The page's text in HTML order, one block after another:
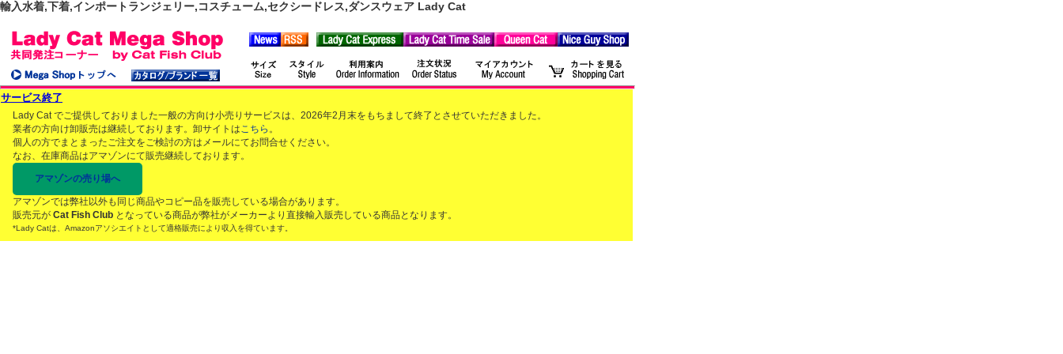
輸入水着,下着,インポートランジェリー,コスチューム,セクシードレス,ダンスウェア Lady Cat
サービス終了
Lady Cat でご提供しておりました一般の方向け小売りサービスは、2026年2月末をもちまして終了とさせていただきました。
業者の方向け卸販売は継続しております。卸サイトはこちら 。
個人の方でまとまったご注文をご検討の方はメールにてお問合せください。
なお、在庫商品はアマゾンにて販売継続しております。
アマゾンの売り場へ
アマゾンでは弊社以外も同じ商品やコピー品を販売している場合があります。
販売元が Cat Fish Club となっている商品が弊社がメーカーより直接輸入販売している商品となります。
*Lady Catは、Amazonアソシエイトとして適格販売により収入を得ています。